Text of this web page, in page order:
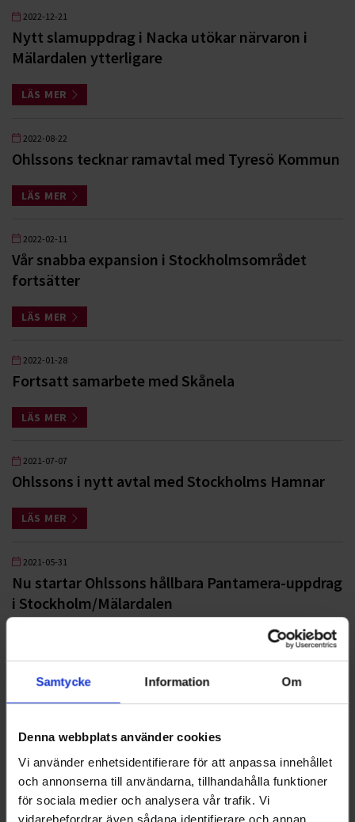
Samtycke Information Om
Denna webbplats använder cookies
Vi använder enhetsidentifierare för att anpassa innehållet
och annonserna till användarna, tillhandahålla funktioner
för sociala medier och analysera vår trafik. Vi
vidarebefordrar även sådana identifierare och annan
2022-12-21
Nytt slamuppdrag i Nacka utökar närvaron i
Mälardalen ytterligare
LÄS MER
2022-08-22
Ohlssons tecknar ramavtal med Tyresö Kommun
LÄS MER
2022-02-11
Vår snabba expansion i Stockholmsområdet
fortsätter
LÄS MER
2022-01-28
Fortsatt samarbete med Skånela
LÄS MER
2021-07-07
Ohlssons i nytt avtal med Stockholms Hamnar
LÄS MER
2021-05-31
Nu startar Ohlssons hållbara Pantamera-uppdrag
i Stockholm/Mälardalen
< 1 2 3 >
Nyheter
ALLA